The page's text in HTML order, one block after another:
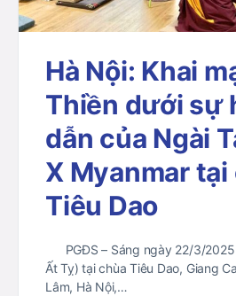
Hà Nội: Khai
Thiền dưới sự
dẫn của Ngài
X Myanmar tại
Tiêu Dao
PGĐS – Sáng ngày 22/3/2025
Ất Tỵ) tại chùa Tiêu Dao, Giang
Lâm, Hà Nội,…